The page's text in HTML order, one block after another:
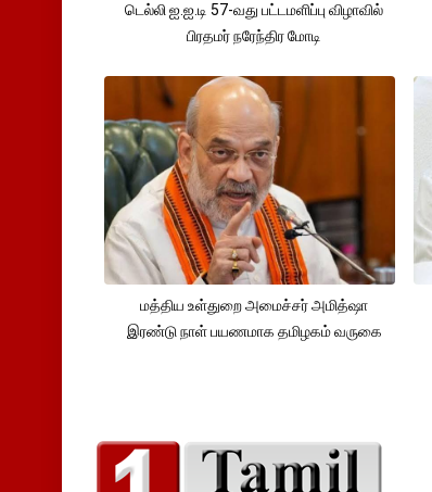
டெல்லி ஐ.ஐ.டி 57-வது பட்டமளிப்பு விழாவில்
பிரதமர் நரேந்திர மோடி
மத்திய உள்துறை அமைச்சர் அமித்ஷா
இரண்டு நாள் பயணமாக தமிழகம் வருகை